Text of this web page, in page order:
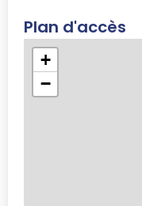
Plan d'accès
+
−